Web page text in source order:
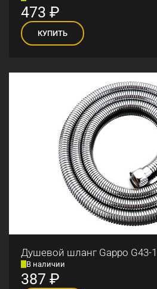
473 ₽
КУПИТЬ
Душевой шланг Gappo G43-1
В наличии
387 ₽